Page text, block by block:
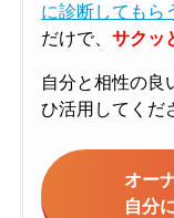
に診断してもら
だけで、 サクッ
自分と相性の良
ひ活用してくだ
オー
自分